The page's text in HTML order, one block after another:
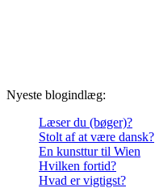
Nyeste blogindlæg:
Læser du (bøger)?
Stolt af at være dansk?
En kunsttur til Wien
Hvilken fortid?
Hvad er vigtigst?